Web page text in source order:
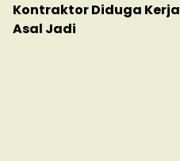
Kontraktor Diduga
Asal Jadi